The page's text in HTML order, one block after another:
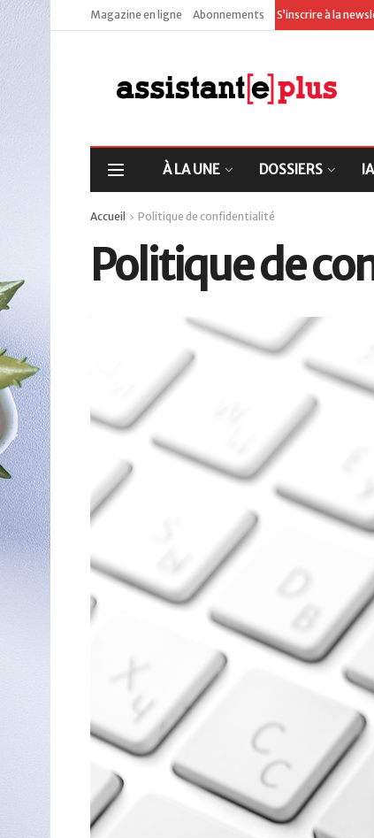
Magazine en ligne Abonnements S’inscrire à la
À LA UNE DOSSIERS IA
Accueil Politique de confidentialité
Politique de